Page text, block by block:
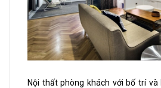
Nội thất phòng khách với bố trí